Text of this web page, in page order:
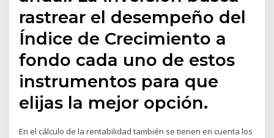
rastrear el desempeño del
Índice de Crecimiento a
fondo cada uno de estos
instrumentos para que
elijas la mejor opción.
En el cálculo de la rentabilidad también se tienen en cuenta los